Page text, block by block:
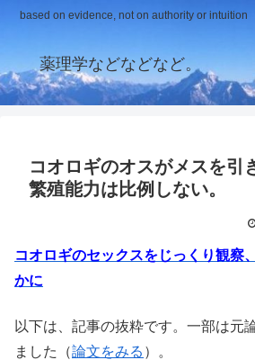
based on evidence, not on authority or intuition
薬理学などなどなど。
コオロギのオスがメスを引
繁殖能力は比例しない。
コオロギのセックスをじっくり観察
かに
以下は、記事の抜粋です。一部は元
ました（論文をみる ）。